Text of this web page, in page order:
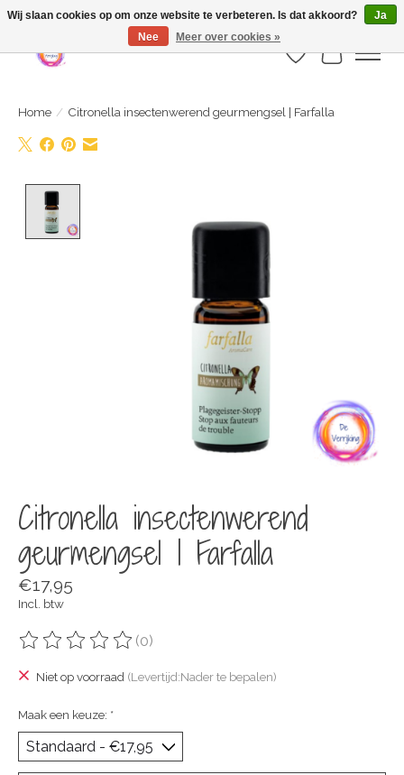
Webshop is geopend maar nog onder constructie | let op: Verzenden vanaf 29
juli
Verlanglijst
Home / Citronella insectenwerend geurmengsel | Farfalla
Citronella insectenwerend
geurmengsel | Farfalla
€17,95
Incl. btw
De beoordeling van dit product is
(0)
Niet op voorraad (Levertijd:Nader te bepalen)
Maak een keuze: *
Wij slaan cookies op om onze website te verbeteren. Is dat akkoord?
Ja
Nee
Meer over cookies »